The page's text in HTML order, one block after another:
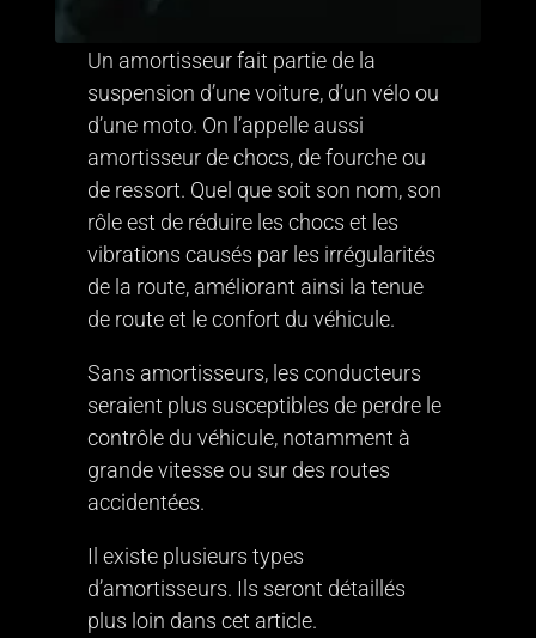
Un amortisseur fait partie de la
suspension d’une voiture, d’un vélo ou
d’une moto. On l’appelle aussi
amortisseur de chocs, de fourche ou
de ressort. Quel que soit son nom, son
rôle est de réduire les chocs et les
vibrations causés par les irrégularités
de la route, améliorant ainsi la tenue
de route et le confort du véhicule.
Sans amortisseurs, les conducteurs
seraient plus susceptibles de perdre le
contrôle du véhicule, notamment à
grande vitesse ou sur des routes
accidentées.
Il existe plusieurs types
d’amortisseurs. Ils seront détaillés
plus loin dans cet article.